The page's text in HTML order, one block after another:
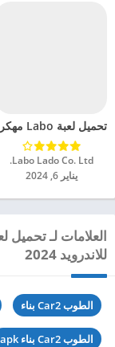
تحميل لعبة Labo مهكرة للاندرويد 2024
Labo Lado Co. Ltd.‏
يناير 6, 2024
للاندرويد 2024
الطوب Car2 بناء
الطوب Car2 بناء apk